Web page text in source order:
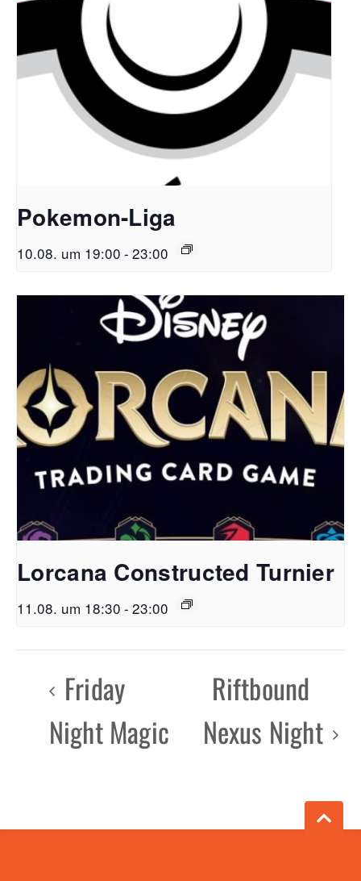
Pokemon-Liga
10.08. um 19:00 - 23:00
Lorcana Constructed Turnier
11.08. um 18:30 - 23:00
Friday
Night Magic
Riftbound
Nexus Night